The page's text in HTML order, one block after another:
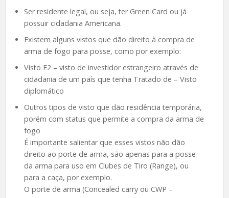
Ser residente legal, ou seja, ter Green Card ou já
possuir cidadania Americana.
Existem alguns vistos que dão direito à compra de
arma de fogo para posse, como por exemplo:
Visto E2 – visto de investidor estrangeiro através de
cidadania de um país que tenha Tratado de – Visto
diplomático
Outros tipos de visto que dão residência temporária,
porém com status que permite a compra da arma de
fogo
É importante salientar que esses vistos não dão
direito ao porte de arma, são apenas para a posse
da arma para uso em Clubes de Tiro (Range), ou
para a caça, por exemplo.
O porte de arma (Concealed carry ou CWP –